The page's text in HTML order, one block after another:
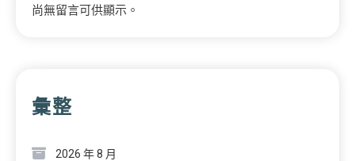
尚無留言可供顯示。
彙整
2026 年 8 月